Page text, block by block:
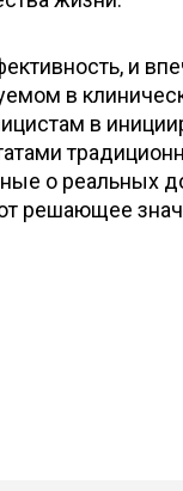
и
в
в
о реальных
решающее